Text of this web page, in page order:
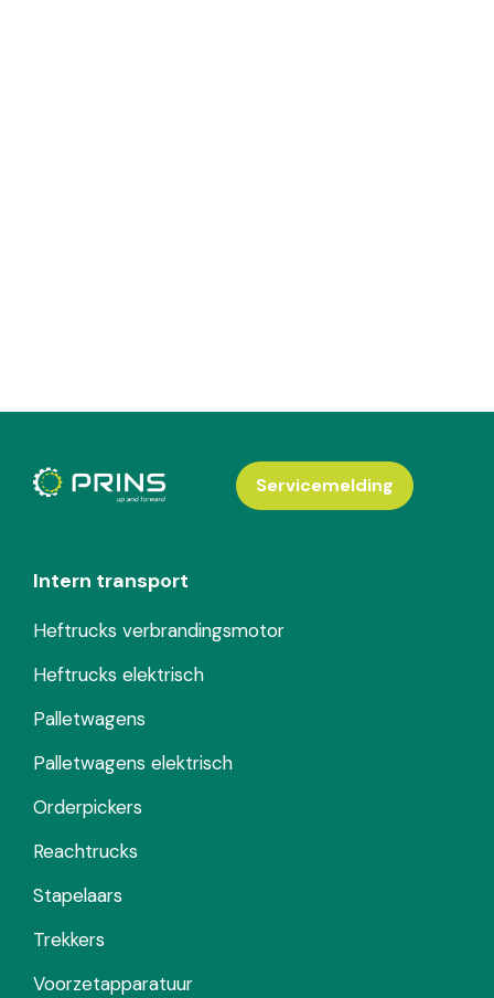
Intern transport
Heftrucks verbrandingsmotor
Heftrucks elektrisch
Palletwagens
Palletwagens elektrisch
Orderpickers
Reachtrucks
Stapelaars
Trekkers
Voorzetapparatuur
Servicemelding